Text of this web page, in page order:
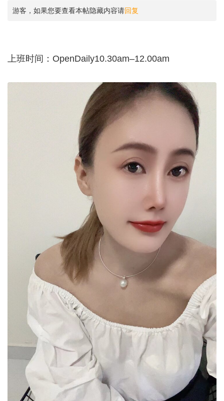
游客，如果您要查看本帖隐藏内容请回复
上班时间：OpenDaily10.30am–12.00am